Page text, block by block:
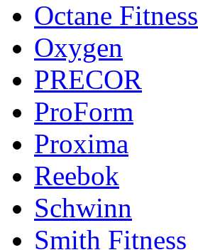
Octane Fitness
Oxygen
PRECOR
ProForm
Proxima
Reebok
Schwinn
Smith Fitness